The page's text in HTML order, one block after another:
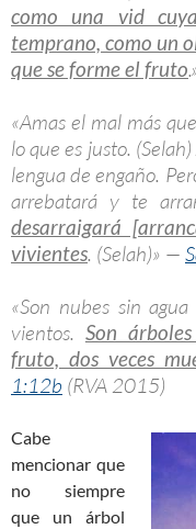
como una vid
temprano, como un
que se forme el fruto
«Amas el mal más
lo que es justo.
lengua de engaño.
arrebatará y te
desarraigará
vivientes. (Selah)» —
«Son nubes sin
vientos. Son
fruto, dos veces
1:12b (RVA 2015)
Cabe
mencionar que
no siempre
que un árbol